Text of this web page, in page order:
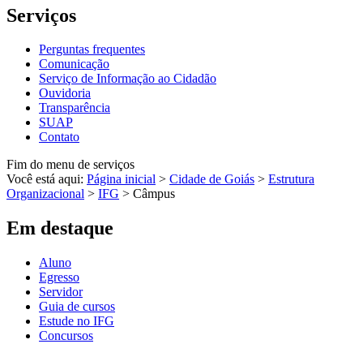
Serviços
Perguntas frequentes
Comunicação
Serviço de Informação ao Cidadão
Ouvidoria
Transparência
SUAP
Contato
Fim do menu de serviços
Você está aqui: Página inicial > Cidade de Goiás > Estrutura
Organizacional > IFG > Câmpus
Em destaque
Aluno
Egresso
Servidor
Guia de cursos
Estude no IFG
Concursos